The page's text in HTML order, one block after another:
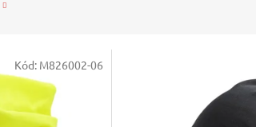
Kód: M826002-06